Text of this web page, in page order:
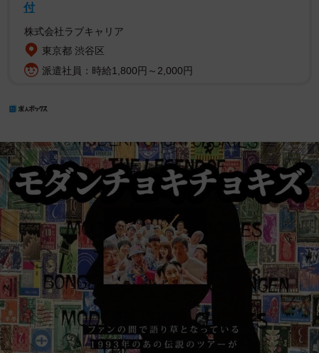
付
株式会社ラブキャリア
東京都 渋谷区
派遣社員：時給1,800円～2,000円